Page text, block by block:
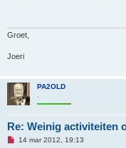
e
e
c
h
t
Groet,
Joeri
PA2OLD
Re: Weinig activiteiten
O
14 mar 2012, 19:13